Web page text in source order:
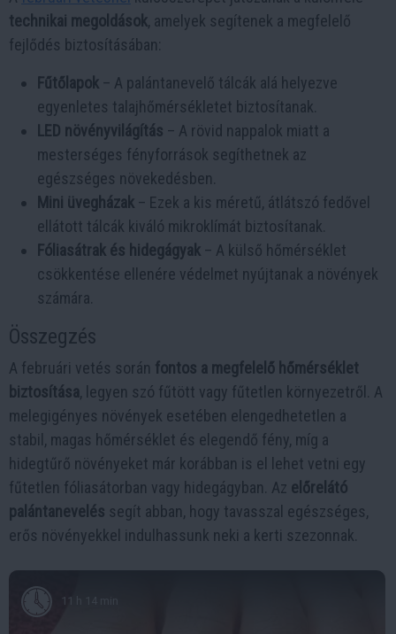
technikai megoldások, amelyek segítenek a megfelelő
fejlődés biztosításában:
Fűtőlapok – A palántanevelő tálcák alá helyezve
egyenletes talajhőmérsékletet biztosítanak.
LED növényvilágítás – A rövid nappalok miatt a
mesterséges fényforrások segíthetnek az
egészséges növekedésben.
Mini üvegházak – Ezek a kis méretű, átlátszó fedővel
ellátott tálcák kiváló mikroklímát biztosítanak.
Fóliasátrak és hidegágyak – A külső hőmérséklet
csökkentése ellenére védelmet nyújtanak a növények
számára.
Összegzés
A februári vetés során fontos a megfelelő hőmérséklet
biztosítása, legyen szó fűtött vagy fűtetlen környezetről. A
melegigényes növények esetében elengedhetetlen a
stabil, magas hőmérséklet és elegendő fény, míg a
hidegtűrő növényeket már korábban is el lehet vetni egy
fűtetlen fóliasátorban vagy hidegágyban. Az előrelátó
palántanevelés segít abban, hogy tavasszal egészséges,
erős növényekkel indulhassunk neki a kerti szezonnak.
11 h 14 min